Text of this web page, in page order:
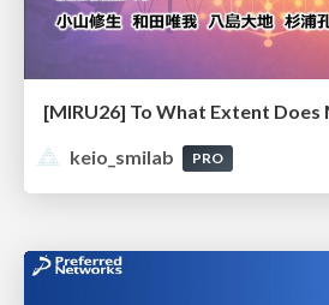
keio_smilab
PRO